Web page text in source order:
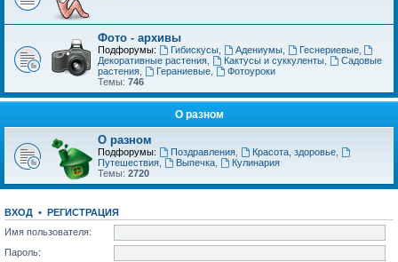
Фото - архивы
Подфорумы: Гибискусы, Адениумы, Геснериевые,
Декоративные растения
Кактусы и суккуленты,
Садовые
растения
Гераниевые,
Фотоуроки
Темы: 746
О разном
О разном
Подфорумы: Поздравления, Красота, здоровье,
Путешествия
Выпечка,
Кулинария
Темы: 2720
ВХОД • РЕГИСТРАЦИЯ
Имя пользователя:
Пароль: